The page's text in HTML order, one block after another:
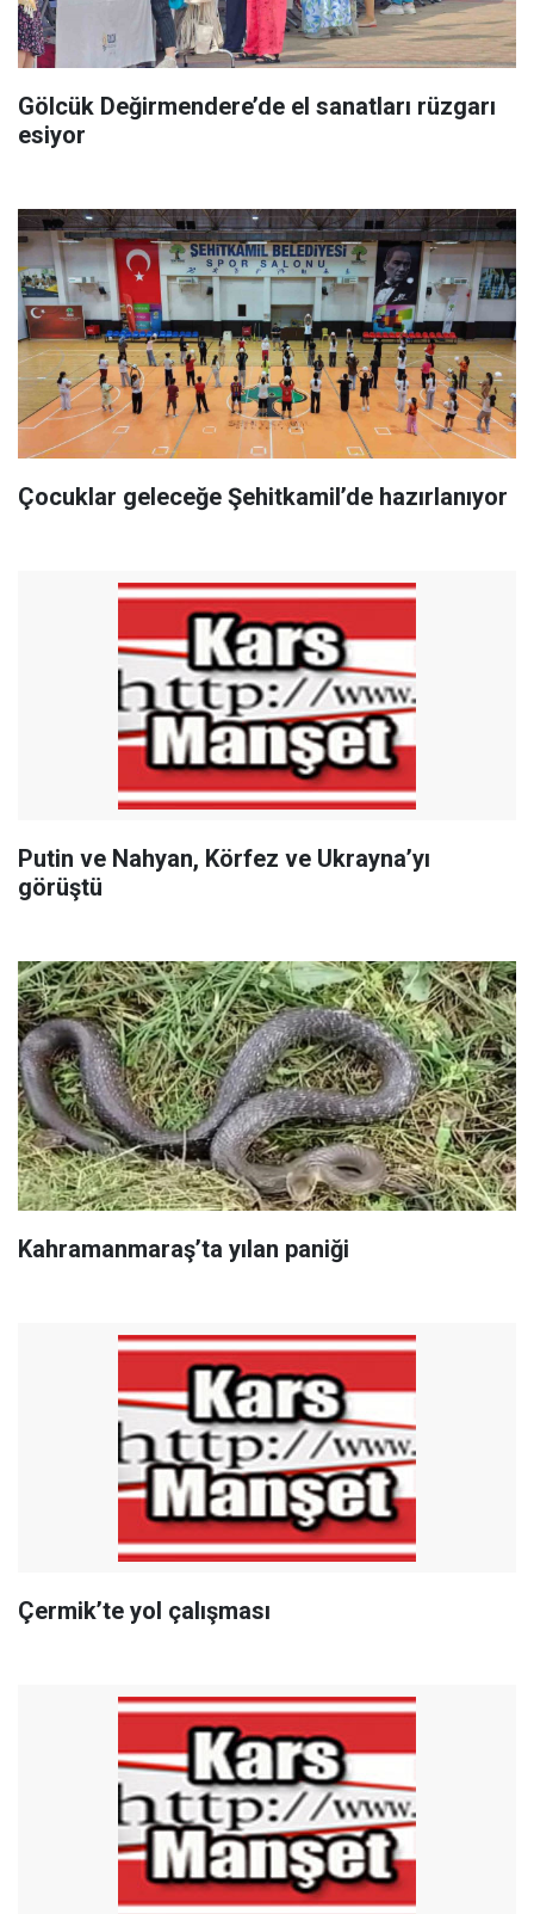
Gölcük Değirmendere’de el sanatları rüzgarı
esiyor
Çocuklar geleceğe Şehitkamil’de hazırlanıyor
Putin ve Nahyan, Körfez ve Ukrayna’yı
görüştü
Kahramanmaraş’ta yılan paniği
Çermik’te yol çalışması